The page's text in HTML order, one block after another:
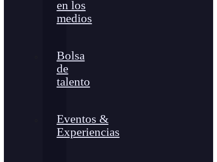
en los
medios
Bolsa
de
talento
Eventos &
Experiencias